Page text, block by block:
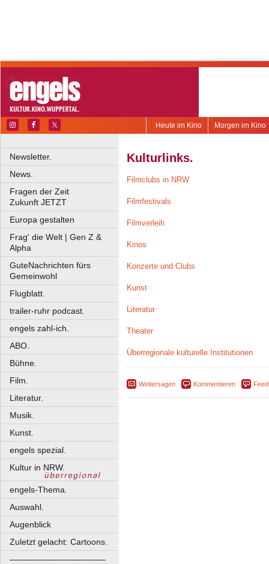
Morgen im Kino
Heute im Kino
Newsletter.
News.
Fragen der Zeit
Zukunft JETZT
Europa gestalten
Frag' die Welt | Gen Z &
Alpha
GuteNachrichten fürs
Gemeinwohl
Flugblatt.
trailer-ruhr podcast.
engels zahl-ich.
ABO.
Bühne.
Film.
Literatur.
Musik.
Kunst.
engels spezial.
Kultur in NRW.
engels-Thema.
Auswahl.
Augenblick
Zuletzt gelacht: Cartoons.
––––––––––––––––––––
Kulturlinks.
Filmclubs in NRW
Filmfestivals
Filmverleih
Kinos
Konzerte und Clubs
Kunst
Literatur
Theater
Überregionale kulturelle Institutionen
Weitersagen Kommentieren